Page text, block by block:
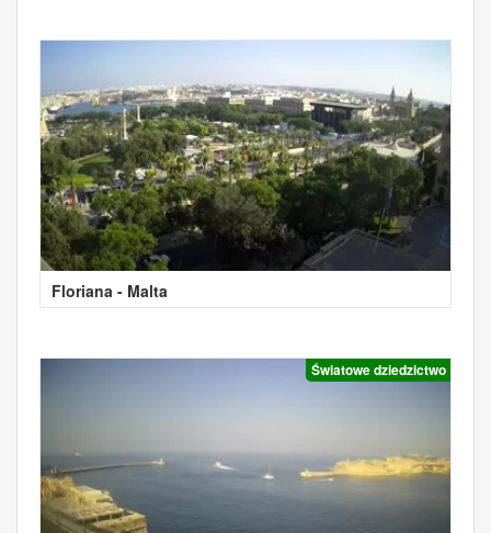
Floriana - Malta
Światowe dziedzictwo